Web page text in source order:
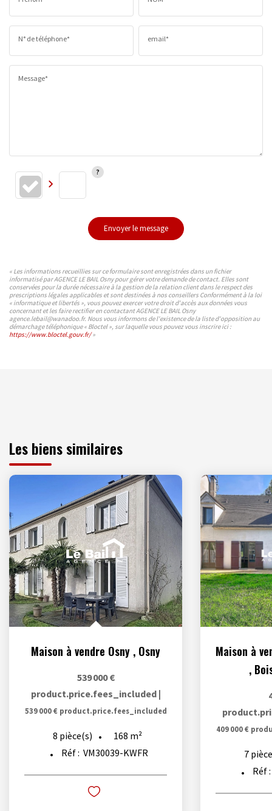
N° de téléphone* email*
Message*
Envoyer le message
« Les informations recueillies sur ce formulaire sont enregistrées dans un fichier
informatisé par AGENCE LE BAIL Osny pour gérer votre demande de contact. Elles sont
conservées pour la durée nécessaire à la gestion de la relation client dans le respect des
prescriptions légales applicables et sont destinées à nos conseillers Conformément à la loi
« informatique et libertés », vous pouvez exercer votre droit d'accès aux données vous
concernant et les faire rectifier en contactant AGENCE LE BAIL Osny
agence.lebail@wanadoo.fr. Nous vous informons de l'existence de la liste d'opposition au
démarchage téléphonique « Bloctel », sur laquelle vous pouvez vous inscrire ici :
https://www.bloctel.gouv.fr/»
Les biens similaires
Maison à vendre Osny , Osny
539 000 €
product.price.fees_included |
539 000 € product.price.fees_included
8 pièce(s) 168 m²
Réf : VM30039-KWFR
,
409 000 €
7
Réf :